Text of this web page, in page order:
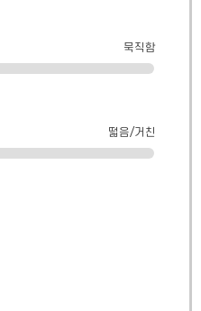
묵직함
떫음/거친